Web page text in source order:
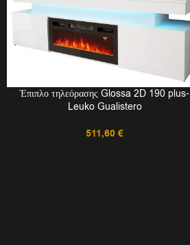
Έπιπλο τηλεόρασης Glossa 2D 190 plus-
Leuko Gualistero
511,60€